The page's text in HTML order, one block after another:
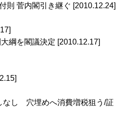
則 菅内閣引き継ぐ [2010.12.24]
綱を閣議決定 [2010.12.17]
し 穴埋めへ消費増税狙う/証